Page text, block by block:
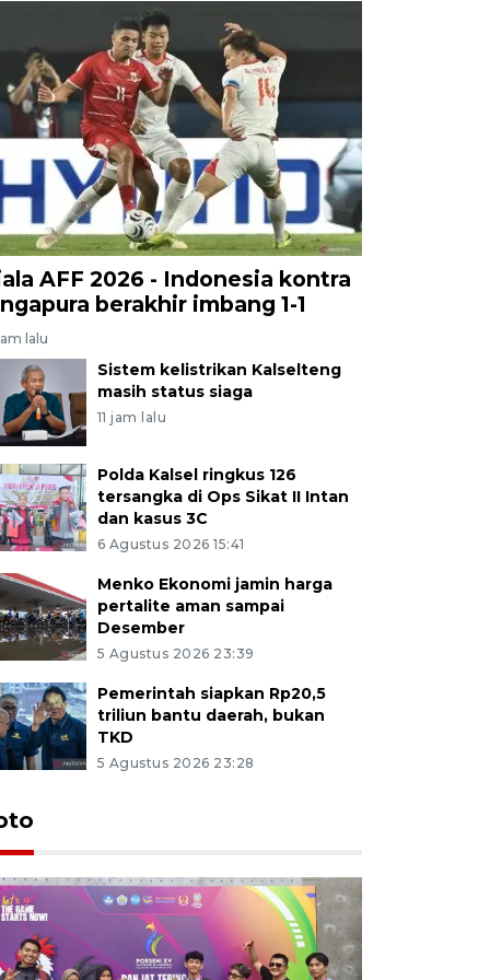
AFF 2026 - Indonesia kontra
berakhir imbang 1-1
lalu
Sistem kelistrikan Kalselteng
masih status siaga
11 jam lalu
Polda Kalsel ringkus 126
tersangka di Ops Sikat II Intan
dan kasus 3C
6 Agustus 2026 15:41
Menko Ekonomi jamin harga
pertalite aman sampai
Desember
5 Agustus 2026 23:39
Pemerintah siapkan Rp20,5
triliun bantu daerah, bukan
TKD
5 Agustus 2026 23:28